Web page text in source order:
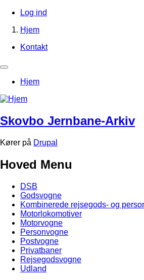
hovedindhold
Brugerkontomenu
Log ind
Brødkrumme
Hjem
Kontakt
Primær
navigation
Hjem
Skovbo Jernbane-Arkiv
Kører på Drupal
Hoved Menu
DSB
Godsvogne
Kombinerede rejsegods- og
Motorlokomotiver
Motorvogne
Personvogne
Postvogne
Privatbaner
Rejsegodsvogne
Udland